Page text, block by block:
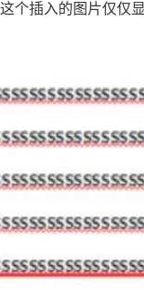
个插入的图片仅仅